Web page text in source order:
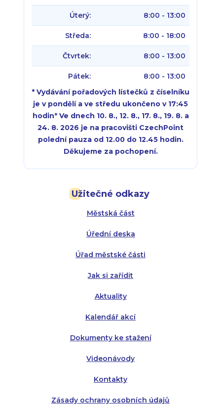
Užitečné odkazy
Městská část
Úřední deska
Úřad městské části
Jak si zařídit
Aktuality
Kalendář akcí
Dokumenty ke stažení
Videonávody
Kontakty
Zásady ochrany osobních údajů
Úterý: 8:00 - 13:00
Středa: 8:00 - 18:00
Čtvrtek: 8:00 - 13:00
Pátek:
8:00 - 13:00
* Vydávání pořadových lístečků z číselníku
je v pondělí a ve středu ukončeno v 17:45
hodin* Ve dnech 10. 8., 12. 8., 17. 8., 19. 8. a
24. 8. 2026 je na pracovišti CzechPoint
polední pauza od 12.00 do 12.45 hodin.
Děkujeme za pochopení.
Úterý:
Středa:
Čtvrtek:
Pátek:
Úterý:
Středa:
Čtvrtek: